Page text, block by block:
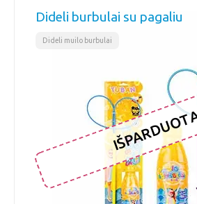
Dideli burbulai su pagaliu
Dideli muilo burbulai